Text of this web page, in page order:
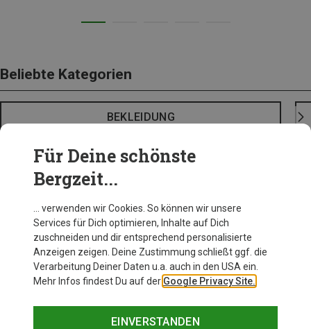
Beliebte Kategorien
BEKLEIDUNG
Für Deine schönste
Bergzeit...
… verwenden wir Cookies. So können wir unsere
Services für Dich optimieren, Inhalte auf Dich
zuschneiden und dir entsprechend personalisierte
Anzeigen zeigen. Deine Zustimmung schließt ggf. die
Verarbeitung Deiner Daten u.a. auch in den USA ein.
Mehr Infos findest Du auf der Google Privacy Site.
EINVERSTANDEN